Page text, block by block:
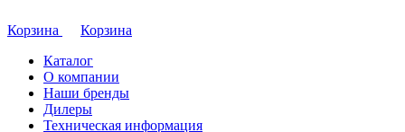
Корзина
Корзина
Каталог
О компании
Наши бренды
Дилеры
Техническая информация